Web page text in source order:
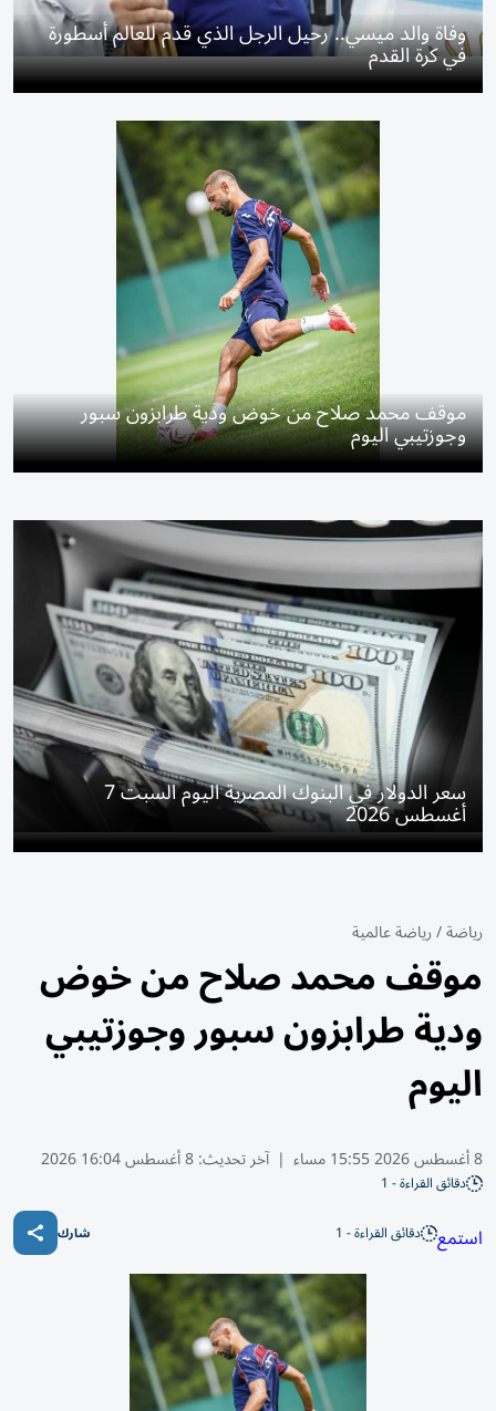
وفاة والد ميسي.. رحيل الرجل الذي قدم للعالم أسطورة
في كرة القدم
موقف محمد صلاح من خوض ودية طرابزون سبور
وجوزتيبي اليوم
سعر الدولار في البنوك المصرية اليوم السبت 7
أغسطس 2026
رياضة/رياضة عالمية
موقف محمد صلاح من خوض
ودية طرابزون سبور وجوزتيبي
اليوم
8 أغسطس 2026 15:55 مساء | آخر تحديث:8 أغسطس 16:04 2026
دقائق القراءة - 1
استمع دقائق القراءة - 1 شارك